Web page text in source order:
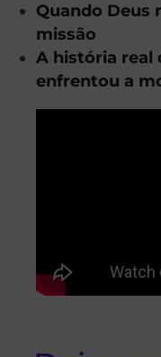
Quando Deus
missão
A história real
enfrentou a